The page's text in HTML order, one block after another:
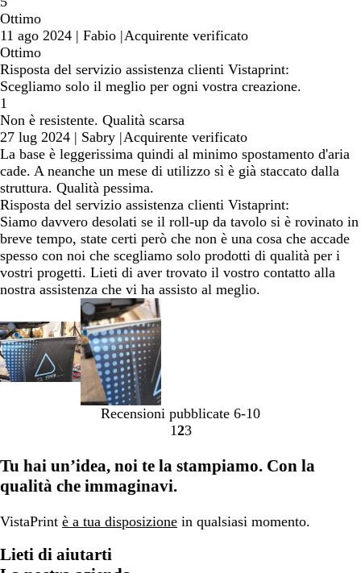
Ottimo
11 ago 2024 | Fabio |Acquirente verificato
Ottimo
Risposta del servizio assistenza clienti Vistaprint:
Scegliamo solo il meglio per ogni vostra creazione.
1
Non è resistente. Qualità scarsa
27 lug 2024 | Sabry |Acquirente verificato
La base è leggerissima quindi al minimo spostamento d'aria
cade. A neanche un mese di utilizzo sì è già staccato dalla
struttura. Qualità pessima.
Risposta del servizio assistenza clienti Vistaprint:
Siamo davvero desolati se il roll-up da tavolo si è rovinato in
breve tempo, state certi però che non è una cosa che accade
spesso con noi che scegliamo solo prodotti di qualità per i
vostri progetti. Lieti di aver trovato il vostro contatto alla
nostra assistenza che vi ha assisto al meglio.
Recensioni pubblicate 6-10
Vai
pagina
1 Vai
pagina
2Vai
pagina
3
Tu hai un’idea, noi te la stampiamo. Con la
qualità che immaginavi.
VistaPrint è a tua disposizione in qualsiasi momento.
Lieti di aiutarti